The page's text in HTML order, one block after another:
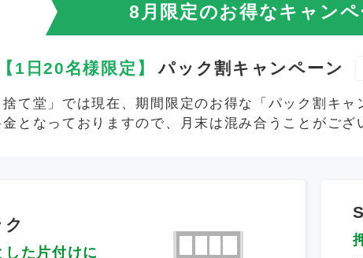
8月限定のお得なキャンペ
【1日20名様限定】 パック割キャンペーン
捨て堂」では現在、期間限定のお得な「パック割キ
金となっておりますので、月末は混み合うことがござ
した片付けに